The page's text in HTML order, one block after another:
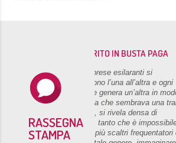
RASSEGNA
STAMPA
L’EX MARITO IN BUSTA PAGA
... le sorprese esilaranti si
susseguono l’una all’altra e ogni
azione ne genera un’altra in
che quella che sembrava una
semplice, si rivela densa di
sorprese, tanto che è
anche ai più scaltri frequentatori